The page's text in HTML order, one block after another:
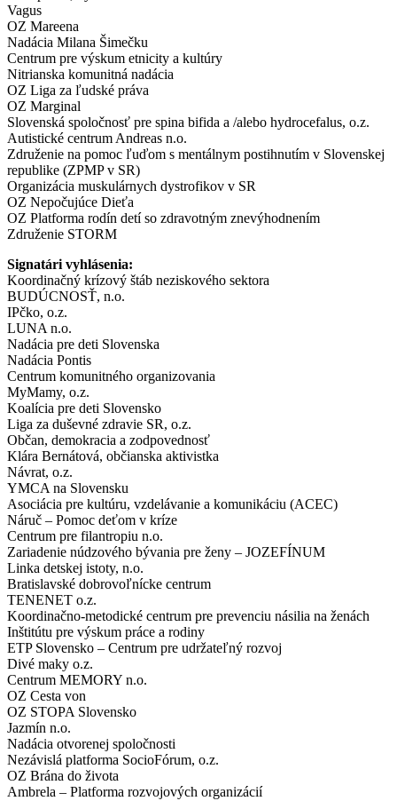
Vagus
OZ Mareena
Nadácia Milana Šimečku
Centrum pre výskum etnicity a kultúry
Nitrianska komunitná nadácia
OZ Liga za ľudské práva
OZ Marginal
Slovenská spoločnosť pre spina bifida a /alebo hydrocefalus, o.z.
Autistické centrum Andreas n.o.
Združenie na pomoc ľuďom s mentálnym postihnutím v Slovenskej
republike (ZPMP v SR)
Organizácia muskulárnych dystrofikov v SR
OZ Nepočujúce Dieťa
OZ Platforma rodín detí so zdravotným znevýhodnením
Združenie STORM
Signatári vyhlásenia:
Koordinačný krízový štáb neziskového sektora
BUDÚCNOSŤ, n.o.
IPčko, o.z.
LUNA n.o.
Nadácia pre deti Slovenska
Nadácia Pontis
Centrum komunitného organizovania
MyMamy, o.z.
Koalícia pre deti Slovensko
Liga za duševné zdravie SR, o.z.
Občan, demokracia a zodpovednosť
Klára Bernátová, občianska aktivistka
Návrat, o.z.
YMCA na Slovensku
Asociácia pre kultúru, vzdelávanie a komunikáciu (ACEC)
Náruč – Pomoc deťom v kríze
Centrum pre filantropiu n.o.
Zariadenie núdzového bývania pre ženy – JOZEFÍNUM
Linka detskej istoty, n.o.
Bratislavské dobrovoľnícke centrum
TENENET o.z.
Koordinačno-metodické centrum pre prevenciu násilia na ženách
Inštitútu pre výskum práce a rodiny
ETP Slovensko – Centrum pre udržateľný rozvoj
Divé maky o.z.
Centrum MEMORY n.o.
OZ Cesta von
OZ STOPA Slovensko
Jazmín n.o.
Nadácia otvorenej spoločnosti
Nezávislá platforma SocioFórum, o.z.
OZ Brána do života
Ambrela – Platforma rozvojových organizácií